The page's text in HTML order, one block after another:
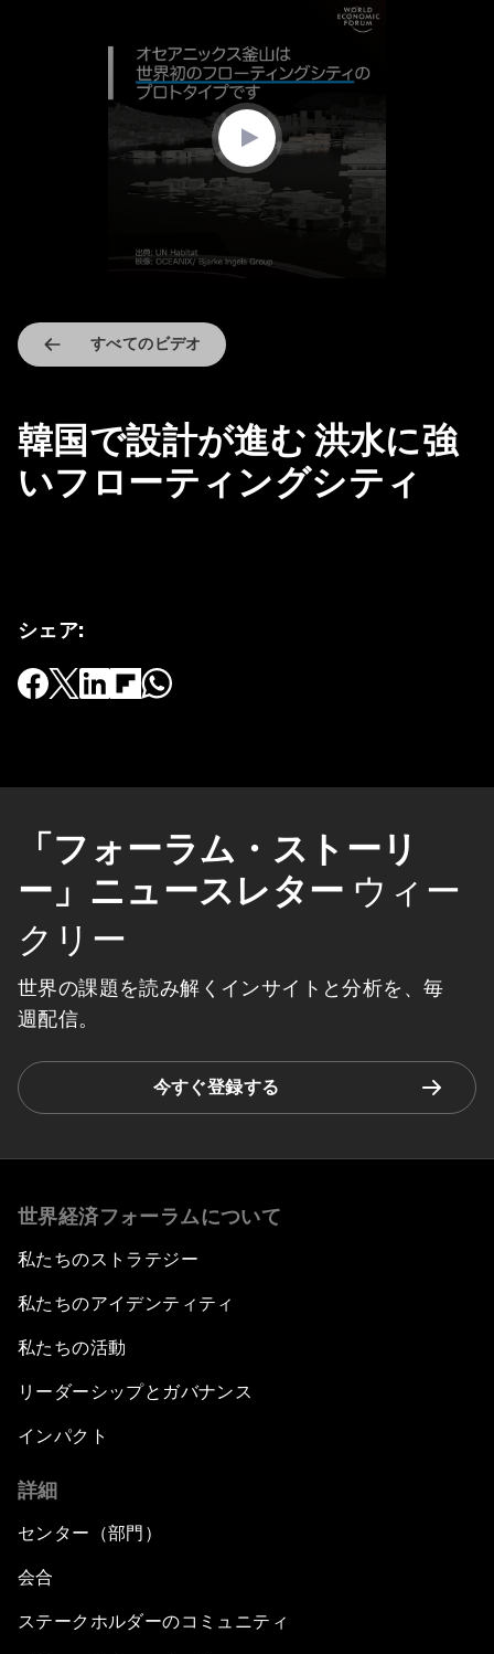
すべてのビデオ
韓国で設計が進む 洪水に強
いフローティングシティ
シェア:
「フォーラム・ストーリ
ー」ニュースレター ウィー
クリー
世界の課題を読み解くインサイトと分析を、毎
週配信。
今すぐ登録する
世界経済フォーラムについて
私たちのストラテジー
私たちのアイデンティティ
私たちの活動
リーダーシップとガバナンス
インパクト
詳細
センター（部門）
会合
ステークホルダーのコミュニティ